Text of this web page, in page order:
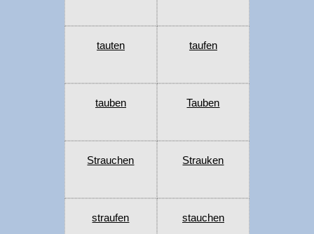
tauten taufen
tauben Tauben
Strauchen Strauken
straufen stauchen